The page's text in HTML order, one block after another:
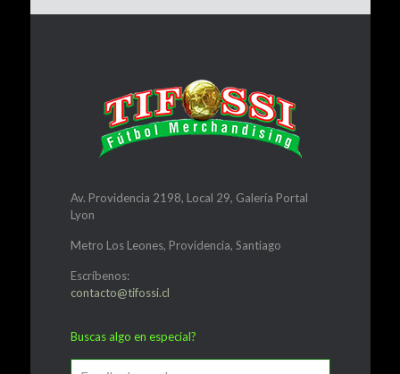
Av. Providencia 2198, Local 29, Galería Portal
Lyon
Metro Los Leones, Providencia, Santiago
Escríbenos:
contacto@tifossi.cl
Buscas algo en especial?